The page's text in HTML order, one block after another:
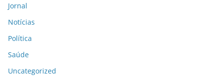
Jornal
Notícias
Política
Saúde
Uncategorized